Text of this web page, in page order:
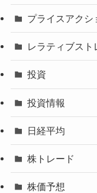
プライスアクシ
レラティブスト
投資
投資情報
日経平均
株トレード
株価予想